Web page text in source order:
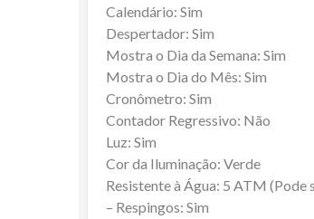
Calendário: Sim
Despertador: Sim
Mostra o Dia da Semana: Sim
Mostra o Dia do Mês: Sim
Cronômetro: Sim
Contador Regressivo: Não
Luz: Sim
Cor da Iluminação: Verde
Resistente à Água: 5 ATM (Pode
– Respingos: Sim